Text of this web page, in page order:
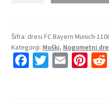
dresi
FC
Bayern
Šifra: dresi FC Bayern Munich-
Kategoriji: Moški, Nogometni
Fa T E Pi